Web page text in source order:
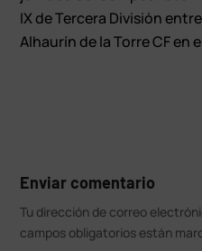
IX de Tercera División
Alhaurín de la Torre CF en
Enviar comentario
Tu dirección de correo
campos obligatorios están